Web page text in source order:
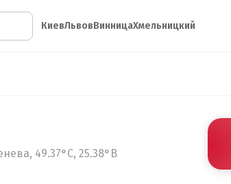
КиевЛьвовВинницаХмельницкий
49.37°С, 25.38°В